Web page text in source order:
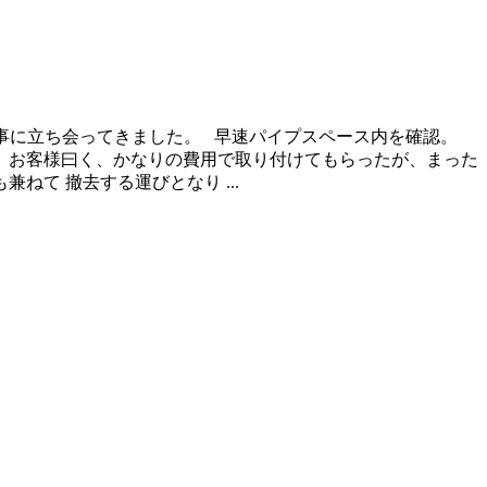
立ち会ってきました。 早速パイプスペース内を確認。
客様曰く、かなりの費用で取り付けてもらったが、まった
ねて 撤去する運びとなり ...